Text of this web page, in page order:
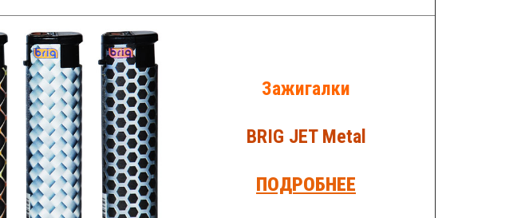
Зажигалки
BRIG JET Metal
ПОДРОБНЕЕ